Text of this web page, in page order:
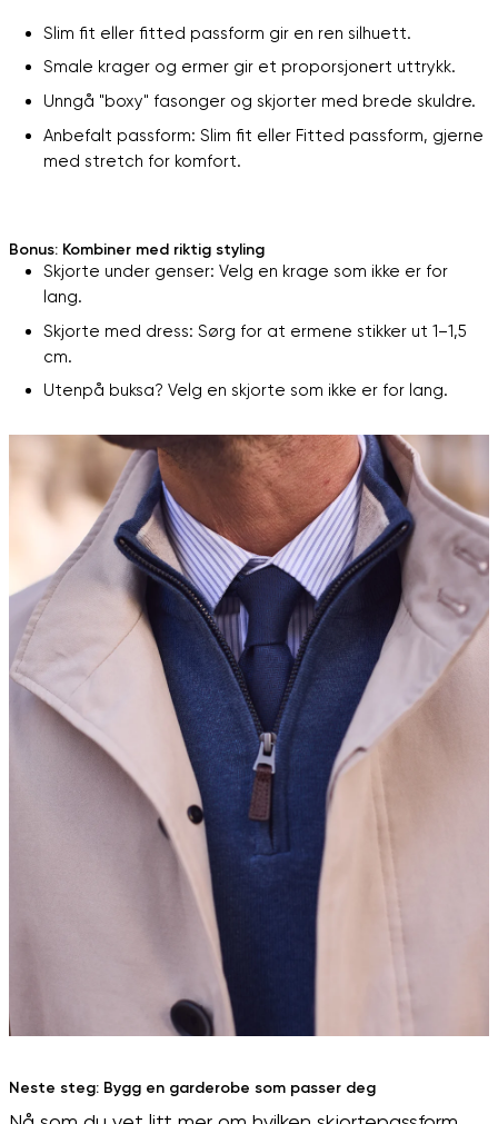
Slim fit eller fitted passform gir en ren silhuett.
Smale krager og ermer gir et proporsjonert uttrykk.
Unngå "boxy" fasonger og skjorter med brede skuldre.
Anbefalt passform: Slim fit eller Fitted passform, gjerne
med stretch for komfort.
Bonus: Kombiner med riktig styling
Skjorte under genser: Velg en krage som ikke er for
lang.
Skjorte med dress: Sørg for at ermene stikker ut 1–1,5
cm.
Utenpå buksa? Velg en skjorte som ikke er for lang.
Neste steg: Bygg en garderobe som passer deg